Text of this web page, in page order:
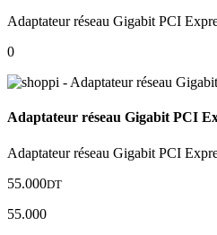
Adaptateur réseau Gigabit PCI
0
Adaptateur réseau Gigabit PCI
Adaptateur réseau Gigabit PCI
55.000DT
55.000